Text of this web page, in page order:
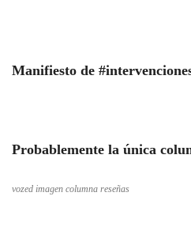
Manifiesto de
Probablemente la única
vozed imagen columna reseñas